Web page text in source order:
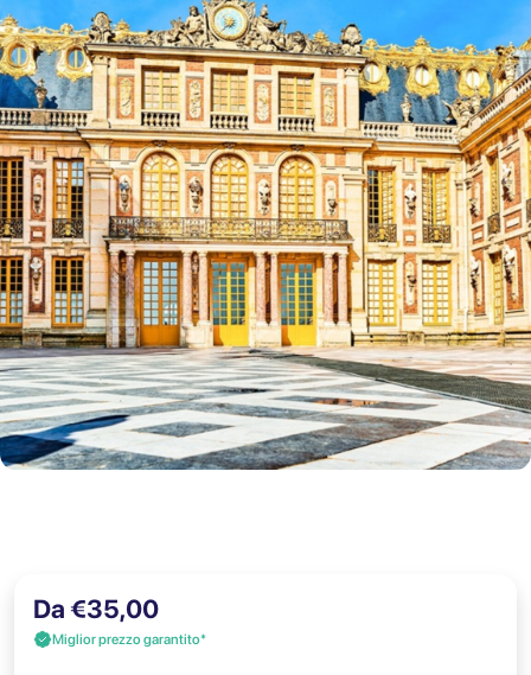
Da €35,00
Miglior prezzo garantito*